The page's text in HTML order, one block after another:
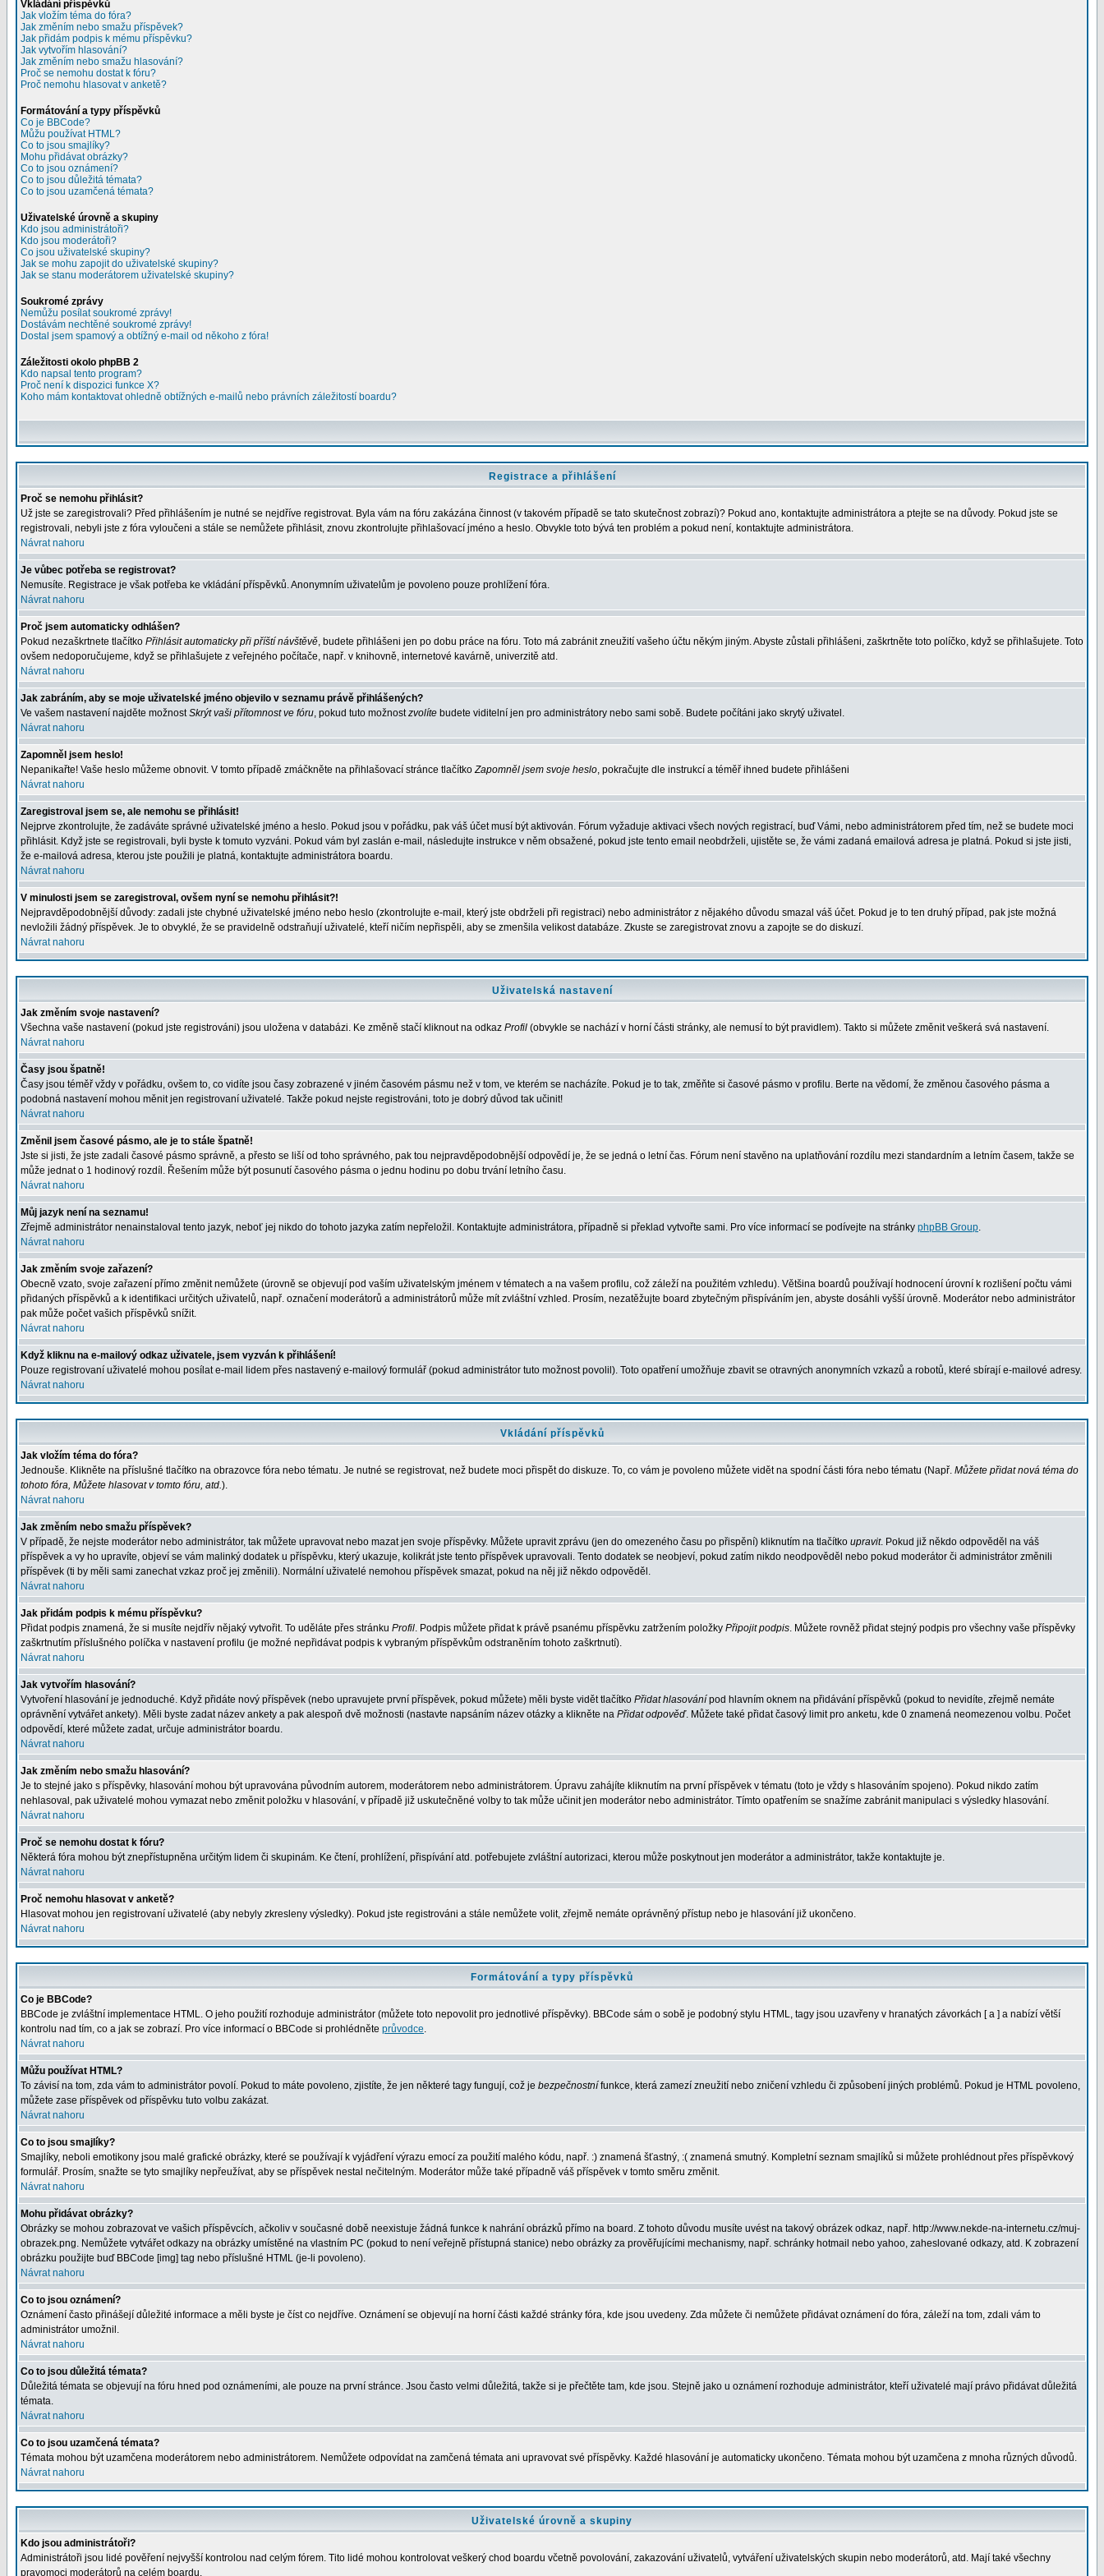
Vkládání příspěvků
Jak vložím téma do fóra?
Jak změním nebo smažu příspěvek?
Jak přidám podpis k mému příspěvku?
Jak vytvořím hlasování?
Jak změním nebo smažu hlasování?
Proč se nemohu dostat k fóru?
Proč nemohu hlasovat v anketě?
Formátování a typy příspěvků
Co je BBCode?
Můžu používat HTML?
Co to jsou smajlíky?
Mohu přidávat obrázky?
Co to jsou oznámení?
Co to jsou důležitá témata?
Co to jsou uzamčená témata?
Uživatelské úrovně a skupiny
Kdo jsou administrátoři?
Kdo jsou moderátoři?
Co jsou uživatelské skupiny?
Jak se mohu zapojit do uživatelské skupiny?
Jak se stanu moderátorem uživatelské skupiny?
Soukromé zprávy
Nemůžu posílat soukromé zprávy!
Dostávám nechtěné soukromé zprávy!
Dostal jsem spamový a obtížný e-mail od někoho z fóra!
Záležitosti okolo phpBB 2
Kdo napsal tento program?
Proč není k dispozici funkce X?
Koho mám kontaktovat ohledně obtížných e-mailů nebo právních záležitostí boardu?
Registrace a přihlášení
Proč se nemohu přihlásit?
Už jste se zaregistrovali? Před přihlášením je nutné se nejdříve registrovat. Byla vám na fóru zakázána činnost (v takovém případě se tato skutečnost zobrazí)? Pokud ano, kontaktujte administrátora a ptejte se na důvody. Pokud jste se
registrovali, nebyli jste z fóra vyloučeni a stále se nemůžete přihlásit, znovu zkontrolujte přihlašovací jméno a heslo. Obvykle toto bývá ten problém a pokud není, kontaktujte administrátora.
Návrat nahoru
Je vůbec potřeba se registrovat?
Nemusíte. Registrace je však potřeba ke vkládání příspěvků. Anonymním uživatelům je povoleno pouze prohlížení fóra.
Návrat nahoru
Proč jsem automaticky odhlášen?
Pokud nezaškrtnete tlačítko Přihlásit automaticky při příští návštěvě, budete přihlášeni jen po dobu práce na fóru. Toto má zabránit zneužití vašeho účtu někým jiným. Abyste zůstali přihlášeni, zaškrtněte toto políčko, když se přihlašujete. Toto
ovšem nedoporučujeme, když se přihlašujete z veřejného počítače, např. v knihovně, internetové kavárně, univerzitě atd.
Návrat nahoru
Jak zabráním, aby se moje uživatelské jméno objevilo v seznamu právě přihlášených?
Ve vašem nastavení najděte možnostSkrýt vaši přítomnost ve fóru, pokud tuto možnostzvolíte budete viditelní jen pro administrátory nebo sami sobě. Budete počítáni jako skrytý uživatel.
Návrat nahoru
Zapomněl jsem heslo!
Nepanikařte! Vaše heslo můžeme obnovit. V tomto případě zmáčkněte na přihlašovací stránce tlačítkoZapomněl jsem svoje heslo, pokračujte dle instrukcí a téměř ihned budete přihlášeni
Návrat nahoru
Zaregistroval jsem se, ale nemohu se přihlásit!
Nejprve zkontrolujte, že zadáváte správné uživatelské jméno a heslo. Pokud jsou v pořádku, pak váš účet musí být aktivován. Fórum vyžaduje aktivaci všech nových registrací, buď Vámi, nebo administrátorem před tím, než se budete moci
přihlásit. Když jste se registrovali, byli byste k tomuto vyzváni. Pokud vám byl zaslán e-mail, následujte instrukce v něm obsažené, pokud jste tento email neobdrželi, ujistěte se, že vámi zadaná emailová adresa je platná. Pokud si jste jisti,
že e-mailová adresa, kterou jste použili je platná, kontaktujte administrátora boardu.
Návrat nahoru
V minulosti jsem se zaregistroval, ovšem nyní se nemohu přihlásit?!
Nejpravděpodobnější důvody: zadali jste chybné uživatelské jméno nebo heslo (zkontrolujte e-mail, který jste obdrželi při registraci) nebo administrátor z nějakého důvodu smazal váš účet. Pokud je to ten druhý případ, pak jste možná
nevložili žádný příspěvek. Je to obvyklé, že se pravidelně odstraňují uživatelé, kteří ničím nepřispěli, aby se zmenšila velikost databáze. Zkuste se zaregistrovat znovu a zapojte se do diskuzí.
Návrat nahoru
Uživatelská nastavení
Jak změním svoje nastavení?
Všechna vaše nastavení (pokud jste registrováni) jsou uložena v databázi. Ke změně stačí kliknout na odkaz Profil (obvykle se nachází v horní části stránky, ale nemusí to být pravidlem). Takto si můžete změnit veškerá svá nastavení.
Návrat nahoru
Časy jsou špatně!
Časy jsou téměř vždy v pořádku, ovšem to, co vidíte jsou časy zobrazené v jiném časovém pásmu než v tom, ve kterém se nacházíte. Pokud je to tak, změňte si časové pásmo v profilu. Berte na vědomí, že změnou časového pásma a
podobná nastavení mohou měnit jen registrovaní uživatelé. Takže pokud nejste registrováni, toto je dobrý důvod tak učinit!
Návrat nahoru
Změnil jsem časové pásmo, ale je to stále špatně!
Jste si jisti, že jste zadali časové pásmo správně, a přesto se liší od toho správného, pak tou nejpravděpodobnější odpovědí je, že se jedná o letní čas. Fórum není stavěno na uplatňování rozdílu mezi standardním a letním časem, takže se
může jednat o 1 hodinový rozdíl. Řešením může být posunutí časového pásma o jednu hodinu po dobu trvání letního času.
Návrat nahoru
Můj jazyk není na seznamu!
Zřejmě administrátor nenainstaloval tento jazyk, neboť jej nikdo do tohoto jazyka zatím nepřeložil. Kontaktujte administrátora, případně si překlad vytvořte sami. Pro více informací se podívejte na stránky phpBB Group.
Návrat nahoru
Jak změním svoje zařazení?
Obecně vzato, svoje zařazení přímo změnit nemůžete (úrovně se objevují pod vaším uživatelským jménem v tématech a na vašem profilu, což záleží na použitém vzhledu). Většina boardů používají hodnocení úrovní k rozlišení počtu vámi
přidaných příspěvků a k identifikaci určitých uživatelů, např. označení moderátorů a administrátorů může mít zvláštní vzhled. Prosím, nezatěžujte board zbytečným přispíváním jen, abyste dosáhli vyšší úrovně. Moderátor nebo administrátor
pak může počet vašich příspěvků snížit.
Návrat nahoru
Když kliknu na e-mailový odkaz uživatele, jsem vyzván k přihlášení!
Pouze registrovaní uživatelé mohou posílat e-mail lidem přes nastavený e-mailový formulář (pokud administrátor tuto možnost povolil). Toto opatření umožňuje zbavit se otravných anonymních vzkazů a robotů, které sbírají e-mailové adresy.
Návrat nahoru
Vkládání příspěvků
Jak vložím téma do fóra?
Jednouše. Klikněte na příslušné tlačítko na obrazovce fóra nebo tématu. Je nutné se registrovat, než budete moci přispět do diskuze. To, co vám je povoleno můžete vidět na spodní části fóra nebo tématu (Např. Můžete přidat nová téma do
tohoto fóra, Můžete hlasovat v tomto fóru, atd.).
Návrat nahoru
Jak změním nebo smažu příspěvek?
V případě, že nejste moderátor nebo administrátor, tak můžete upravovat nebo mazat jen svoje příspěvky. Můžete upravit zprávu (jen do omezeného času po přispění) kliknutím na tlačítko upravit. Pokud již někdo odpověděl na váš
příspěvek a vy ho upravíte, objeví se vám malinký dodatek u příspěvku, který ukazuje, kolikrát jste tento příspěvek upravovali. Tento dodatek se neobjeví, pokud zatím nikdo neodpověděl nebo pokud moderátor či administrátor změnili
příspěvek (ti by měli sami zanechat vzkaz proč jej změnili). Normální uživatelé nemohou příspěvek smazat, pokud na něj již někdo odpověděl.
Návrat nahoru
Jak přidám podpis k mému příspěvku?
Přidat podpis znamená, že si musíte nejdřív nějaký vytvořit. To uděláte přes stránku Profil. Podpis můžete přidat k právě psanému příspěvku zatržením položky Připojit podpis. Můžete rovněž přidat stejný podpis pro všechny vaše příspěvky
zaškrtnutím příslušného políčka v nastavení profilu (je možné nepřidávat podpis k vybraným příspěvkům odstraněním tohoto zaškrtnutí).
Návrat nahoru
Jak vytvořím hlasování?
Vytvoření hlasování je jednoduché. Když přidáte nový příspěvek (nebo upravujete první příspěvek, pokud můžete) měli byste vidět tlačítko Přidat hlasování pod hlavním oknem na přidávání příspěvků (pokud to nevidíte, zřejmě nemáte
oprávnění vytvářet ankety). Měli byste zadat název ankety a pak alespoň dvě možnosti (nastavte napsáním název otázky a klikněte na Přidat odpověď. Můžete také přidat časový limit pro anketu, kde 0 znamená neomezenou volbu. Počet
odpovědí, které můžete zadat, určuje administrátor boardu.
Návrat nahoru
Jak změním nebo smažu hlasování?
Je to stejné jako s příspěvky, hlasování mohou být upravována původním autorem, moderátorem nebo administrátorem. Úpravu zahájíte kliknutím na první příspěvek v tématu (toto je vždy s hlasováním spojeno). Pokud nikdo zatím
nehlasoval, pak uživatelé mohou vymazat nebo změnit položku v hlasování, v případě již uskutečněné volby to tak může učinit jen moderátor nebo administrátor. Tímto opatřením se snažíme zabránit manipulaci s výsledky hlasování.
Návrat nahoru
Proč se nemohu dostat k fóru?
Některá fóra mohou být znepřístupněna určitým lidem či skupinám. Ke čtení, prohlížení, přispívání atd. potřebujete zvláštní autorizaci, kterou může poskytnout jen moderátor a administrátor, takže kontaktujte je.
Návrat nahoru
Proč nemohu hlasovat v anketě?
Hlasovat mohou jen registrovaní uživatelé (aby nebyly zkresleny výsledky). Pokud jste registrováni a stále nemůžete volit, zřejmě nemáte oprávněný přístup nebo je hlasování již ukončeno.
Návrat nahoru
Formátování a typy příspěvků
Co je BBCode?
BBCode je zvláštní implementace HTML. O jeho použití rozhoduje administrátor (můžete toto nepovolit pro jednotlivé příspěvky). BBCode sám o sobě je podobný stylu HTML, tagy jsou uzavřeny v hranatých závorkách [ a ] a nabízí větší
kontrolu nad tím, co a jak se zobrazí. Pro více informací o BBCode si prohlédněte průvodce.
Návrat nahoru
Můžu používat HTML?
To závisí na tom, zda vám to administrátor povolí. Pokud to máte povoleno, zjistíte, že jen některé tagy fungují, což je bezpečnostní funkce, která zamezí zneužití nebo zničení vzhledu či způsobení jiných problémů. Pokud je HTML povoleno,
můžete zase příspěvek od příspěvku tuto volbu zakázat.
Návrat nahoru
Co to jsou smajlíky?
Smajlíky, neboli emotikony jsou malé grafické obrázky, které se používají k vyjádření výrazu emocí za použití malého kódu, např. :) znamená šťastný, :( znamená smutný. Kompletní seznam smajlíků si můžete prohlédnout přes příspěvkový
formulář. Prosím, snažte se tyto smajlíky nepřeužívat, aby se příspěvek nestal nečitelným. Moderátor může také případně váš příspěvek v tomto směru změnit.
Návrat nahoru
Mohu přidávat obrázky?
Obrázky se mohou zobrazovat ve vašich příspěvcích, ačkoliv v současné době neexistuje žádná funkce k nahrání obrázků přímo na board. Z tohoto důvodu musíte uvést na takový obrázek odkaz, např. http://www.nekde-na-internetu.cz/muj-
obrazek.png. Nemůžete vytvářet odkazy na obrázky umístěné na vlastním PC (pokud to není veřejně přístupná stanice) nebo obrázky za prověřujícími mechanismy, např. schránky hotmail nebo yahoo, zaheslované odkazy, atd. K zobrazení
obrázku použijte buď BBCode [img] tag nebo příslušné HTML (je-li povoleno).
Návrat nahoru
Co to jsou oznámení?
Oznámení často přinášejí důležité informace a měli byste je číst co nejdříve. Oznámení se objevují na horní části každé stránky fóra, kde jsou uvedeny. Zda můžete či nemůžete přidávat oznámení do fóra, záleží na tom, zdali vám to
administrátor umožnil.
Návrat nahoru
Co to jsou důležitá témata?
Důležitá témata se objevují na fóru hned pod oznámeními, ale pouze na první stránce. Jsou často velmi důležitá, takže si je přečtěte tam, kde jsou. Stejně jako u oznámení rozhoduje administrátor, kteří uživatelé mají právo přidávat důležitá
témata.
Návrat nahoru
Co to jsou uzamčená témata?
Témata mohou být uzamčena moderátorem nebo administrátorem. Nemůžete odpovídat na zamčená témata ani upravovat své příspěvky. Každé hlasování je automaticky ukončeno. Témata mohou být uzamčena z mnoha různých důvodů.
Návrat nahoru
Uživatelské úrovně a skupiny
Kdo jsou administrátoři?
Administrátoři jsou lidé pověření nejvyšší kontrolou nad celým fórem. Tito lidé mohou kontrolovat veškerý chod boardu včetně povolování, zakazování uživatelů, vytváření uživatelských skupin nebo moderátorů, atd. Mají také všechny
pravomoci moderátorů na celém boardu.